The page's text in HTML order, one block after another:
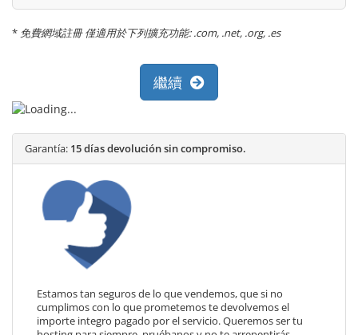
* 免費網域註冊 僅適用於下列擴充功能: .com, .net, .org, .es
繼續
Garantía: 15 días devolución sin compromiso.
Estamos tan seguros de lo que vendemos, que si no
cumplimos con lo que prometemos te devolvemos el
importe integro pagado por el servicio. Queremos ser tu